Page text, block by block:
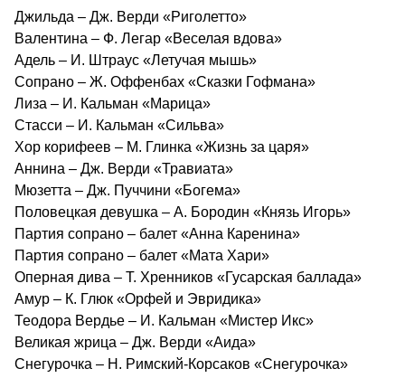
Джильда – Дж. Верди «Риголетто»
Валентина – Ф. Легар «Веселая вдова»
Адель – И. Штраус «Летучая мышь»
Сопрано – Ж. Оффенбах «Сказки Гофмана»
Лиза – И. Кальман «Марица»
Стасси – И. Кальман «Сильва»
Хор корифеев – М. Глинка «Жизнь за царя»
Аннина – Дж. Верди «Травиата»
Мюзетта – Дж. Пуччини «Богема»
Половецкая девушка – А. Бородин «Князь Игорь»
Партия сопрано – балет «Анна Каренина»
Партия сопрано – балет «Мата Хари»
Оперная дива – Т. Хренников «Гусарская баллада»
Амур – К. Глюк «Орфей и Эвридика»
Теодора Вердье – И. Кальман «Мистер Икс»
Великая жрица – Дж. Верди «Аида»
Снегурочка – Н. Римский-Корсаков «Снегурочка»